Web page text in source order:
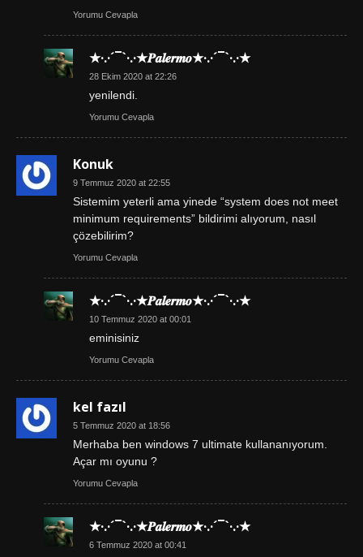
Yorumu Cevapla
★·.·´¯`·.·★𝑷𝒂𝒍𝒆𝒓𝒎𝒐★·.·´¯`·.·★
28 Ekim 2020 at 22:26
yenilendi.
Yorumu Cevapla
Konuk
9 Temmuz 2020 at 22:55
Sistemim yeterli ama yinede “system does not meet
minimum requirements” bildirimi alıyorum, nasıl
çözebilirim?
Yorumu Cevapla
★·.·´¯`·.·★𝑷𝒂𝒍𝒆𝒓𝒎𝒐★·.·´¯`·.·★
10 Temmuz 2020 at 00:01
eminisiniz
Yorumu Cevapla
kel fazıl
5 Temmuz 2020 at 18:56
Merhaba ben windows 7 ultimate kullananıyorum.
Açar mı oyunu ?
Yorumu Cevapla
★·.·´¯`·.·★𝑷𝒂𝒍𝒆𝒓𝒎𝒐★·.·´¯`·.·★
6 Temmuz 2020 at 00:41